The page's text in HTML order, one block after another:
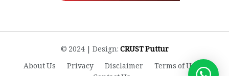
© 2024 | Design:CRUST Puttur
About Us
Privacy Disclaimer
Terms of Use